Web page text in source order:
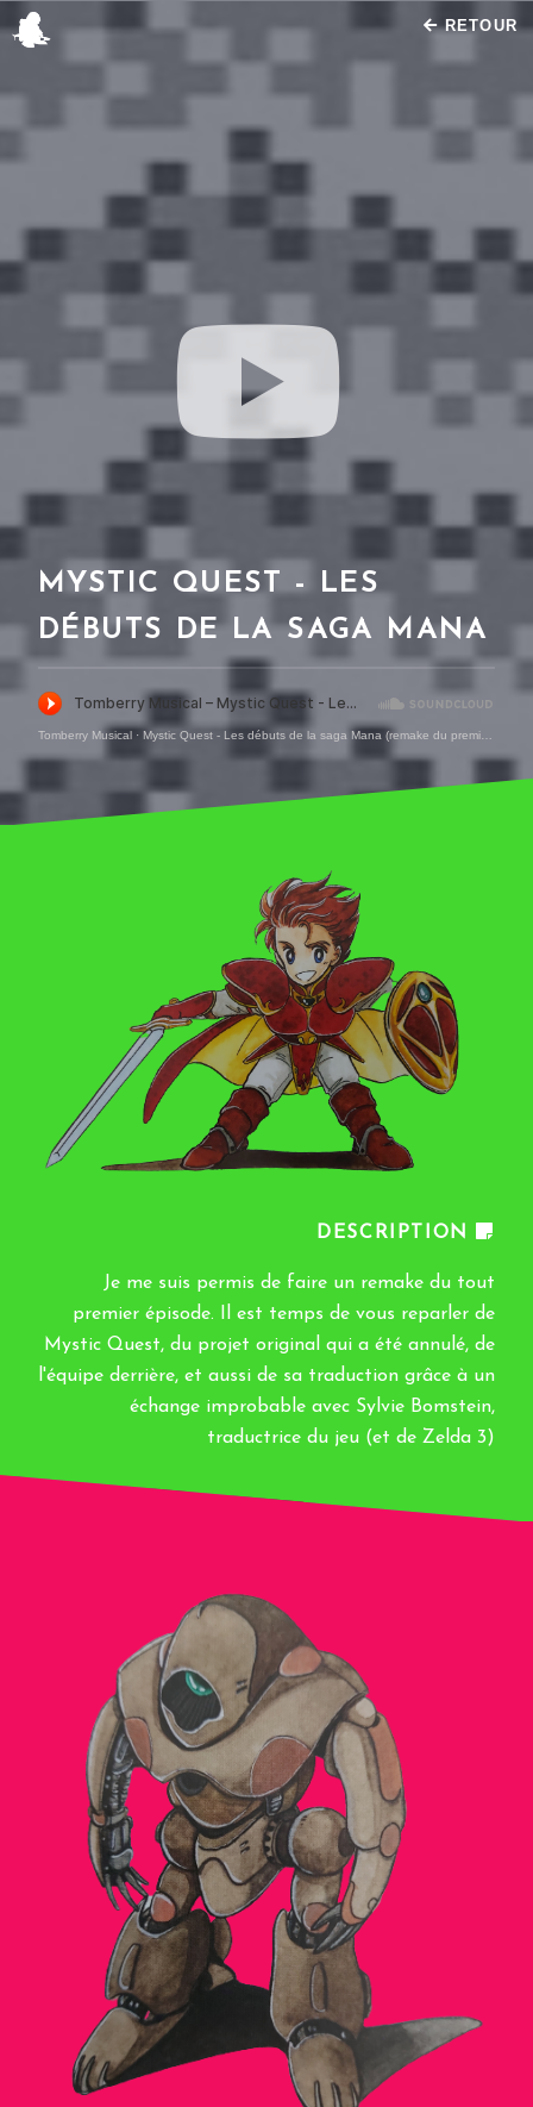
RETOUR
MYSTIC QUEST - LES
DÉBUTS DE LA SAGA MANA
Tomberry Musical · Mystic Quest - Les débuts de la saga Mana (remake du premier épisode du Tomberry)
DESCRIPTION
Je me suis permis de faire un remake du tout
premier épisode. Il est temps de vous reparler de
Mystic Quest, du projet original qui a été annulé, de
l'équipe derrière, et aussi de sa traduction grâce à un
échange improbable avec Sylvie Bomstein,
traductrice du jeu (et de Zelda 3)